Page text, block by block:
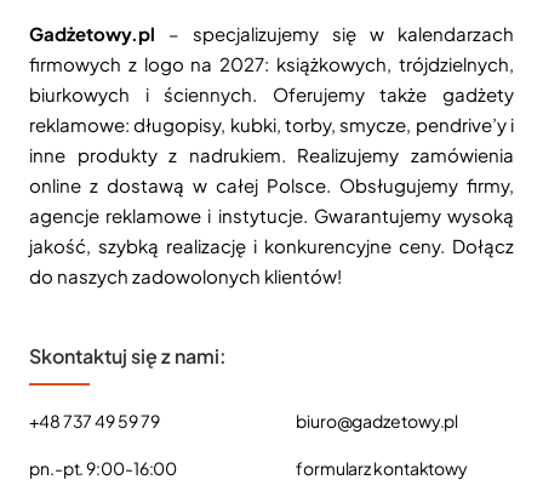
Gadżetowy.pl – specjalizujemy się w kalendarzach
firmowych z logo na 2027: książkowych, trójdzielnych,
biurkowych i ściennych. Oferujemy także gadżety
reklamowe: długopisy, kubki, torby, smycze, pendrive’y i
inne produkty z nadrukiem. Realizujemy zamówienia
online z dostawą w całej Polsce. Obsługujemy firmy,
agencje reklamowe i instytucje. Gwarantujemy wysoką
jakość, szybką realizację i konkurencyjne ceny. Dołącz
do naszych zadowolonych klientów!
Skontaktuj się z nami:
+48 737 49 59 79
pn.-pt. 9:00-16:00
biuro@gadzetowy.pl
formularz kontaktowy